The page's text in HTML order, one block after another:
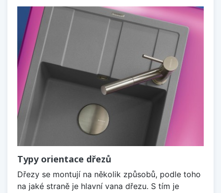
Typy orientace dřezů
Dřezy se montují na několik způsobů, podle toho
na jaké straně je hlavní vana dřezu. S tím je